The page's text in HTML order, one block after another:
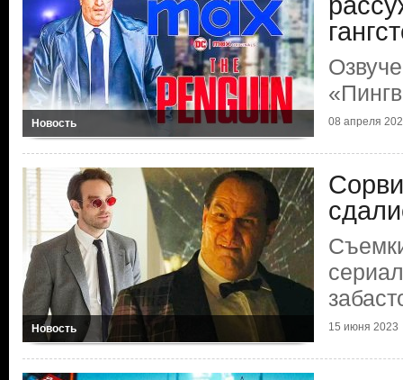
Новость 08 апреля
Новость 15 июня 2023